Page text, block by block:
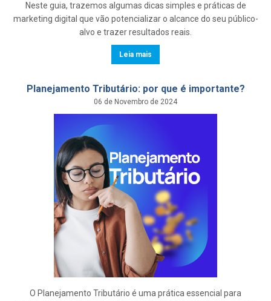
Neste guia, trazemos algumas dicas simples e práticas de
marketing digital que vão potencializar o alcance do seu público-
alvo e trazer resultados reais.
Leia mais
Planejamento Tributário: por que é importante?
06 de Novembro de 2024
O Planejamento Tributário é uma prática essencial para